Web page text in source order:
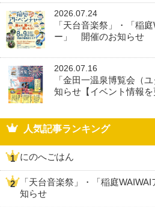
2026.07.24
「天台音楽祭」・「稲
ー」 開催のお知らせ
2026.07.16
「金田一温泉博覧会（
知らせ【イベント情報
人気記事ランキング
にのへごはん
「天台音楽祭」・「稲庭
知らせ